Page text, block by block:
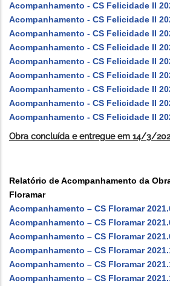
Acompanhamento - CS Felicidade II
Acompanhamento - CS Felicidade II
Acompanhamento - CS Felicidade II
Acompanhamento - CS Felicidade II
Acompanhamento - CS Felicidade II
Acompanhamento - CS Felicidade II
Acompanhamento - CS Felicidade II
Acompanhamento - CS Felicidade II
Acompanhamento - CS Felicidade II
Obra concluída e entregue em 14/3/
Relatório de Acompanhamento da
Floramar
Acompanhamento – CS Floramar
Acompanhamento – CS Floramar
Acompanhamento – CS Floramar
Acompanhamento – CS Floramar
Acompanhamento – CS Floramar
Acompanhamento – CS Floramar